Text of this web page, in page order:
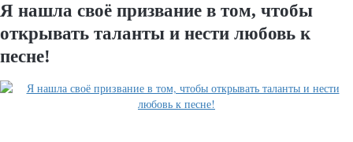
Я нашла своё призвание в том, чтобы
открывать таланты и нести любовь к
песне!